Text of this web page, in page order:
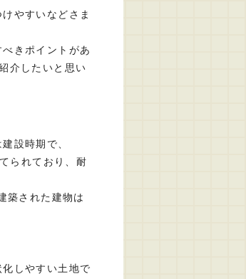
やすいなどさま
きポイントがあ
介したいと思い
設時期で、
られており、耐
築された建物は
しやすい土地で